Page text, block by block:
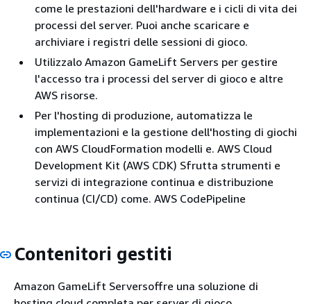
come le prestazioni dell'hardware e i cicli di vita dei
processi del server. Puoi anche scaricare e
archiviare i registri delle sessioni di gioco.
Utilizzalo Amazon GameLift Servers per gestire
l'accesso tra i processi del server di gioco e altre
AWS risorse.
Per l'hosting di produzione, automatizza le
implementazioni e la gestione dell'hosting di giochi
con AWS CloudFormation modelli e. AWS Cloud
Development Kit (AWS CDK) Sfrutta strumenti e
servizi di integrazione continua e distribuzione
continua (CI/CD) come. AWS CodePipeline
Contenitori gestiti
Amazon GameLift Serversoffre una soluzione di